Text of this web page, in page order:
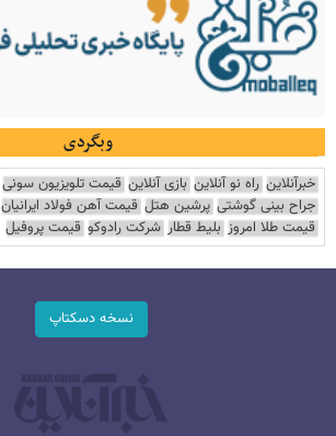
وبگردی
خبرآنلاین راه نو آنلاین بازی آنلاین قیمت تلویزیون سونی
جراح بینی گوشتی پرشین هتل قیمت آهن فولاد ایرانیان
قیمت طلا امروز بلیط قطار شرکت رادوکو قیمت پروفیل
نسخه دسکتاپ